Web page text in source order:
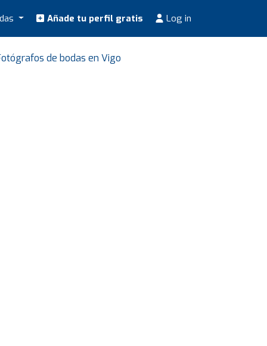
Añade tu perfil gratis Log in
de bodas en Vigo